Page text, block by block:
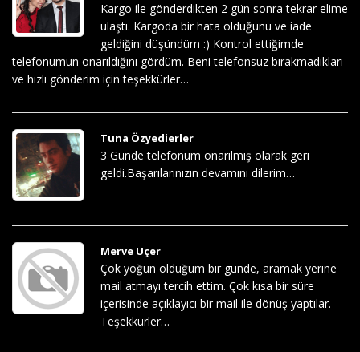
Kargo ile gönderdikten 2 gün sonra tekrar elime
ulaştı. Kargoda bir hata olduğunu ve iade
geldiğini düşündüm :) Kontrol ettiğimde
telefonumun onarıldığını gördüm. Beni telefonsuz bırakmadıkları
ve hızlı gönderim için teşekkürler…
Tuna Özyedierler
3 Günde telefonum onarılmış olarak geri
geldi.Başarılarınızın devamını dilerim…
Merve Uçer
Çok yoğun olduğum bir günde, aramak yerine
mail atmayı tercih ettim. Çok kısa bir süre
içerisinde açıklayıcı bir mail ile dönüş yaptılar.
Teşekkürler…